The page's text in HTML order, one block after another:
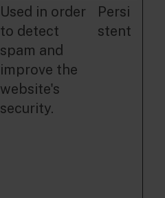
Used in order
to detect
spam and
improve the
website's
security.
Persi
stent